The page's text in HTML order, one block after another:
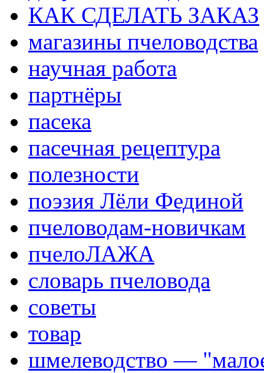
КАК СДЕЛАТЬ ЗАКАЗ
магазины пчеловодства
научная работа
партнёры
пасека
пасечная рецептура
полезности
поэзия Лёли Фединой
пчеловодам-новичкам
пчелоЛАЖА
словарь пчеловода
советы
товар
шмелеводство —